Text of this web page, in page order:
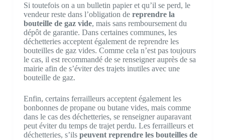
Si toutefois on a un bulletin papier et qu’il se perd, le
vendeur reste dans l’obligation de reprendre la
bouteille de gaz vide, mais sans remboursement du
dépôt de garantie. Dans certaines communes, les
déchetteries acceptent également de reprendre les
bouteilles de gaz vides. Comme cela n’est pas toujours
le cas, il est recommandé de se renseigner auprès de sa
mairie afin de s’éviter des trajets inutiles avec une
bouteille de gaz.
Enfin, certains ferrailleurs acceptent également les
bonbonnes de propane ou butane vides, mais comme
dans le cas des déchetteries, se renseigner auparavant
peut éviter du temps de trajet perdu. Les ferrailleurs et
déchetteries, s’ilspeuvent reprendre les bouteilles de